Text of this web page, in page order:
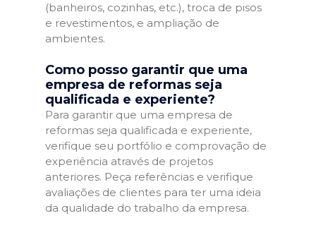
(banheiros, cozinhas, etc.), troca de pisos
e revestimentos, e ampliação de
ambientes.
Como posso garantir que uma
empresa de reformas seja
qualificada e experiente?
Para garantir que uma empresa de
reformas seja qualificada e experiente,
verifique seu portfólio e comprovação de
experiência através de projetos
anteriores. Peça referências e verifique
avaliações de clientes para ter uma ideia
da qualidade do trabalho da empresa.